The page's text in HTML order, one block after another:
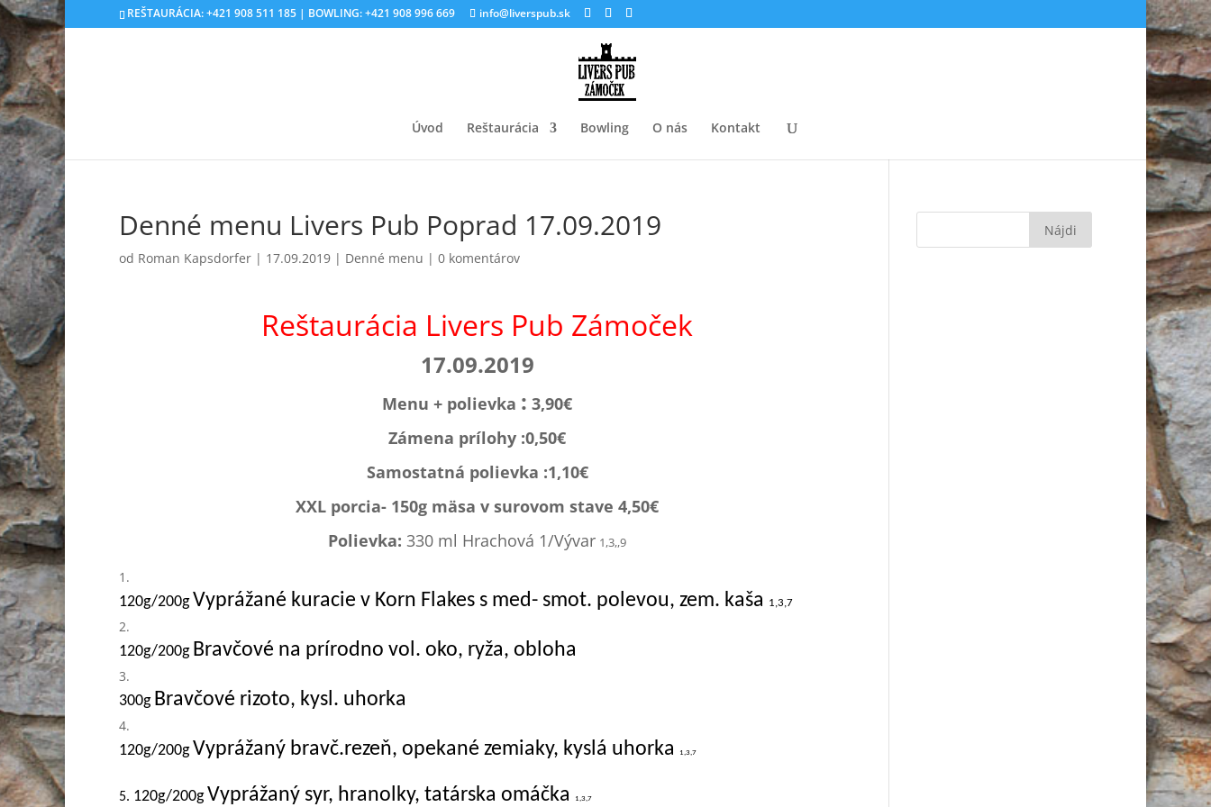
REŠTAURÁCIA: +421 908 511 185 | BOWLING: +421 908 996 669 info@liverspub.sk
Úvod Reštaurácia Bowling O nás Kontakt
Denné menu Livers Pub Poprad 17.09.2019
od Roman Kapsdorfer | 17.09.2019 | Denné menu | 0 komentárov
Reštaurácia Livers Pub Zámoček
17.09.2019
Menu + polievka : 3,90€
Zámena prílohy :0,50€
Samostatná polievka :1,10€
XXL porcia- 150g mäsa v surovom stave 4,50€
Polievka:330 ml Hrachová 1/Vývar 1,3,,9
120g/200gVyprážané kuracie v Korn Flakes s med- smot. polevou, zem. kaša 1,3,7
120g/200g Bravčové na prírodno vol. oko, ryža, obloha
300g Bravčové rizoto, kysl. uhorka
120g/200gVyprážaný bravč.rezeň, opekané zemiaky, kyslá uhorka 1,3,7
5. 120g/200gVyprážaný syr, hranolky, tatárska omáčka 1,3,7